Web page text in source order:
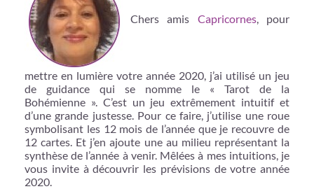
Chers amis Capricornes, pour
mettre en lumière votre année 2020, j’ai utilisé un jeu
de guidance qui se nomme le « Tarot de la
Bohémienne ». C’est un jeu extrêmement intuitif et
d’une grande justesse. Pour ce faire, j’utilise une roue
symbolisant les 12 mois de l’année que je recouvre de
12 cartes. Et j’en ajoute une au milieu représentant la
synthèse de l’année à venir. Mêlées à mes intuitions, je
vous invite à découvrir les prévisions de votre année
2020.